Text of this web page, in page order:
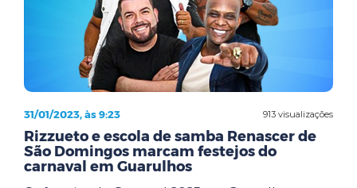
913 visualizações
31/01/2023, às 9:23
Rizzueto e escola de samba Renascer de
São Domingos marcam festejos do
carnaval em Guarulhos